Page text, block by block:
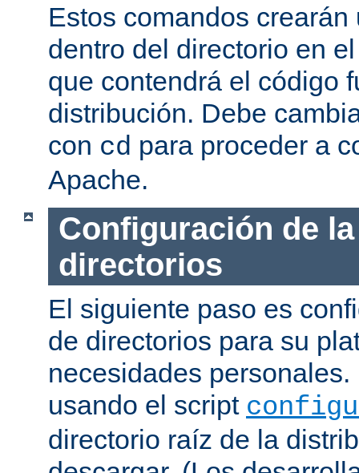
Estos comandos
dentro del directorio en
que contendrá el código
distribución. Debe
con cd para proceder a
Apache.
Configuración de
directorios
El siguiente paso es
de directorios para su
necesidades
usando el script
directorio raíz de la